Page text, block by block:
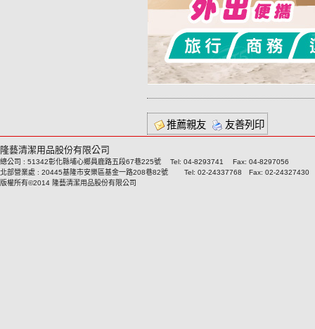
推薦親友 友善列印
隆藝清潔用品股份有限公司
總公司 : 51342彰化縣埔心鄉員鹿路五段67巷225號 Tel: 04-8293741 Fax: 04-8297056
北部營業處 : 20445基隆市安樂區基金一路208巷82號 Tel: 02-24337768 Fax: 02-24327430
版權所有©2014 隆藝清潔用品股份有限公司